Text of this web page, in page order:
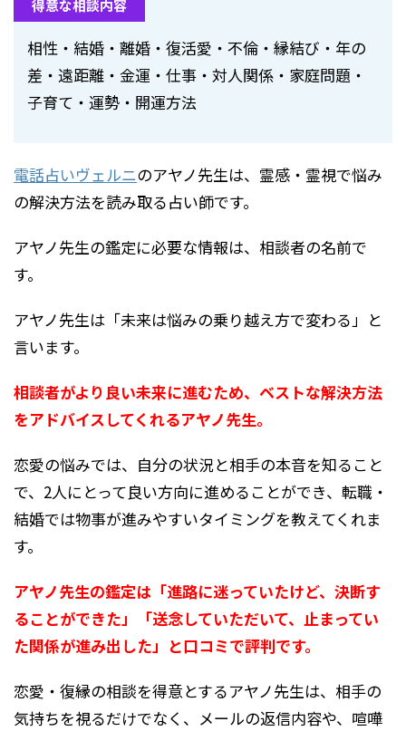
得意な相談内容
相性・結婚・離婚・復活愛・不倫・縁結び・年の
差・遠距離・金運・仕事・対人関係・家庭問題・
子育て・運勢・開運方法
電話占いヴェルニのアヤノ先生は、霊感・霊視で悩み
の解決方法を読み取る占い師です。
アヤノ先生の鑑定に必要な情報は、相談者の名前で
す。
アヤノ先生は「未来は悩みの乗り越え方で変わる」と
言います。
相談者がより良い未来に進むため、ベストな解決方法
をアドバイスしてくれるアヤノ先生。
恋愛の悩みでは、自分の状況と相手の本音を知ること
で、2人にとって良い方向に進めることができ、転職・
結婚では物事が進みやすいタイミングを教えてくれま
す。
アヤノ先生の鑑定は「進路に迷っていたけど、決断す
ることができた」「送念していただいて、止まってい
た関係が進み出した」と口コミで評判です。
恋愛・復縁の相談を得意とするアヤノ先生は、相手の
気持ちを視るだけでなく、メールの返信内容や、喧嘩